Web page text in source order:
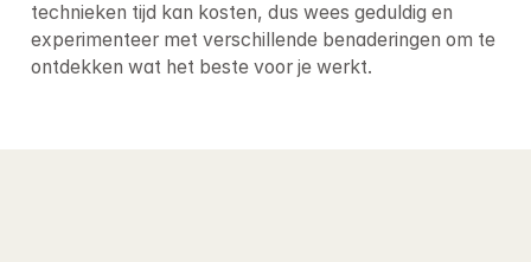
technieken tijd kan kosten, dus wees geduldig en
experimenteer met verschillende benaderingen om te
ontdekken wat het beste voor je werkt.